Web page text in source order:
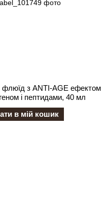
флюїд з ANTI-AGE ефектом
і пептидами, 40 мл
в мій кошик